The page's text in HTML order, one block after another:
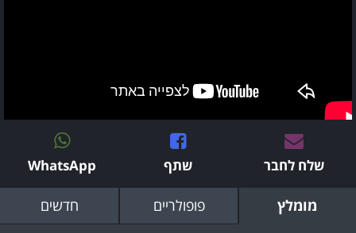
שלח לחבר שתף WhatsApp
מומלץ פופולריים חדשים